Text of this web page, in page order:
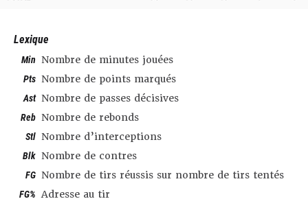
Lexique
Min Nombre de minutes jouées
Pts Nombre de points marqués
Ast Nombre de passes décisives
Reb Nombre de rebonds
Stl Nombre d’interceptions
Blk Nombre de contres
FG Nombre de tirs réussis sur nombre de tirs tentés
FG% Adresse au tir